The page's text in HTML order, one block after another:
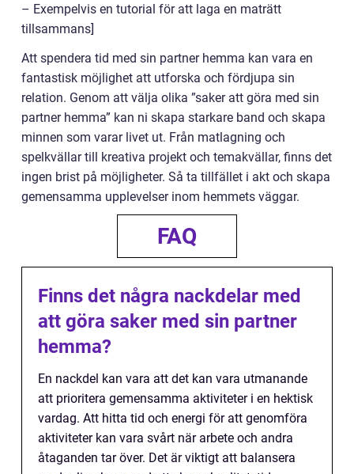
– Exempelvis en tutorial för att laga en maträtt
tillsammans]
Att spendera tid med sin partner hemma kan vara en
fantastisk möjlighet att utforska och fördjupa sin
relation. Genom att välja olika ”saker att göra med sin
partner hemma” kan ni skapa starkare band och skapa
minnen som varar livet ut. Från matlagning och
spelkvällar till kreativa projekt och temakvällar, finns det
ingen brist på möjligheter. Så ta tillfället i akt och skapa
gemensamma upplevelser inom hemmets väggar.
FAQ
Finns det några nackdelar med
att göra saker med sin partner
hemma?
En nackdel kan vara att det kan vara utmanande
att prioritera gemensamma aktiviteter i en hektisk
vardag. Att hitta tid och energi för att genomföra
aktiviteter kan vara svårt när arbete och andra
åtaganden tar över. Det är viktigt att balansera